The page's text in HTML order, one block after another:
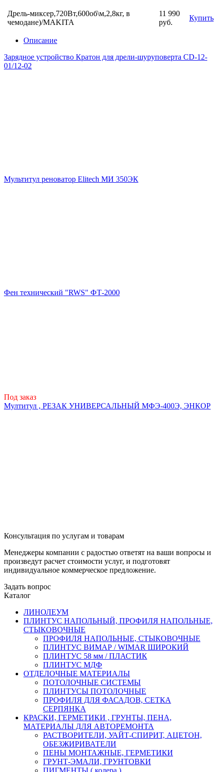
Дрель-миксер,720Вт,600об\м,2,8кг, в
чемодане)/MAKITA
11 990
руб.
Купить
Описание
Зарядное устройство Кратон для дрели-шуруповерта CD-12-
01/12-02
Мультитул реноватор Elitech МИ 350ЭК
Фен технический "RWS" ФТ-2000
Под заказ
Мултитул , РЕЗАК УНИВЕРСАЛЬНЫЙ МФЭ-400Э, ЭНКОР
Консультация по услугам и товарам
Менеджеры компании с радостью ответят на ваши вопросы и
произведут расчет стоимости услуг, и подготовят
индивидуальное коммерческое предложение.
Задать вопрос
Каталог
ЛИНОЛЕУМ
ПЛИНТУС НАПОЛЬНЫЙ, ПРОФИЛЯ НАПОЛЬНЫЕ,
СТЫКОВОЧНЫЕ
ПРОФИЛЯ НАПОЛЬНЫЕ, СТЫКОВОЧНЫЕ
ПЛИНТУС ВИМАР / WIMAR ШИРОКИЙ
ПЛИНТУС 58 мм / ПЛАСТИК
ПЛИНТУС МДФ
ОТДЕЛОЧНЫЕ МАТЕРИАЛЫ
ПОТОЛОЧНЫЕ СИСТЕМЫ
ПЛИНТУСЫ ПОТОЛОЧНЫЕ
ПРОФИЛЯ ДЛЯ ФАСАДОВ, СЕТКА
СЕРПЯНКА
КРАСКИ, ГЕРМЕТИКИ , ГРУНТЫ, ПЕНА,
МАТЕРИАЛЫ ДЛЯ АВТОРЕМОНТА
РАСТВОРИТЕЛИ, УАЙТ-СПИРИТ, АЦЕТОН,
ОБЕЗЖИРИВАТЕЛИ
ПЕНЫ МОНТАЖНЫЕ, ГЕРМЕТИКИ
ГРУНТ-ЭМАЛИ, ГРУНТОВКИ
ПИГМЕНТЫ ( колера )